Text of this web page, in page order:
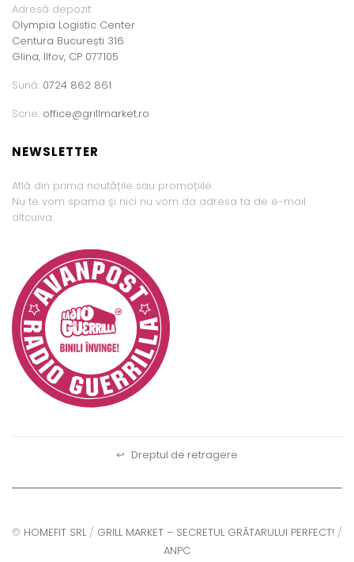
Adresă depozit:
Olympia Logistic Center
Centura București 316
Glina, Ilfov, CP 077105
Sună: 0724 862 861
Scrie: office@grillmarket.ro
NEWSLETTER
Află din prima noutățile sau promoțiile.
Nu te vom spama și nici nu vom da adresa ta de e-mail
altcuiva.
↩ Dreptul de retragere
© HOMEFIT SRL/ GRILL MARKET – SECRETUL GRĂTARULUI PERFECT! /
ANPC